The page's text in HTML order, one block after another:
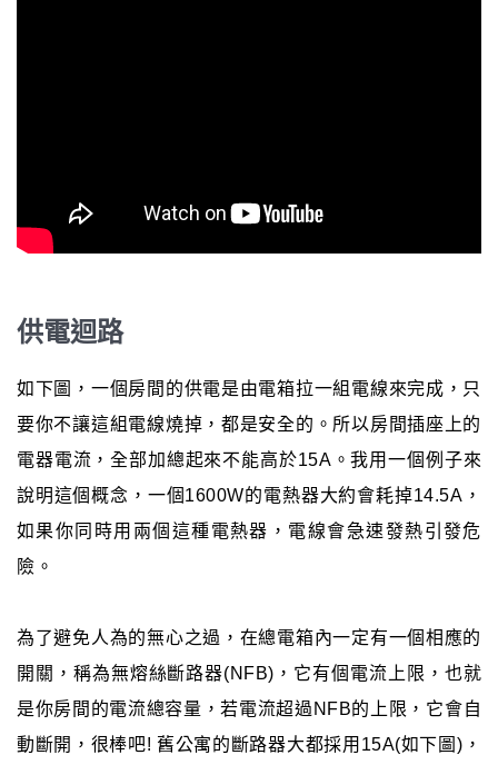
供電迴路
如下圖，一個房間的供電是由電箱拉一組電線來完成，只
要你不讓這組電線燒掉，都是安全的。所以房間插座上的
電器電流，全部加總起來不能高於15A。我用一個例子來
說明這個概念，一個1600W的電熱器大約會耗掉14.5A，
如果你同時用兩個這種電熱器，電線會急速發熱引發危
險。
為了避免人為的無心之過，在總電箱內一定有一個相應的
開關，稱為無熔絲斷路器(NFB)，它有個電流上限，也就
是你房間的電流總容量，若電流超過NFB的上限，它會自
動斷開，很棒吧! 舊公寓的斷路器大都採用15A(如下圖)，